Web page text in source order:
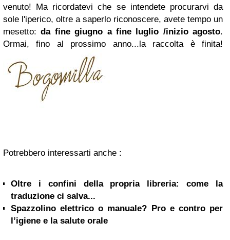
venuto! Ma ricordatevi che se intendete procurarvi da
sole l'iperico, oltre a saperlo riconoscere, avete tempo un
mesetto:da fine giugno a fine luglio /inizio agosto.
Ormai, fino al prossimo anno...la raccolta è finita!
Potrebbero interessarti anche :
Oltre i confini della propria libreria: come la
traduzione ci salva...
Spazzolino elettrico o manuale? Pro e contro per
l’igiene e la salute orale